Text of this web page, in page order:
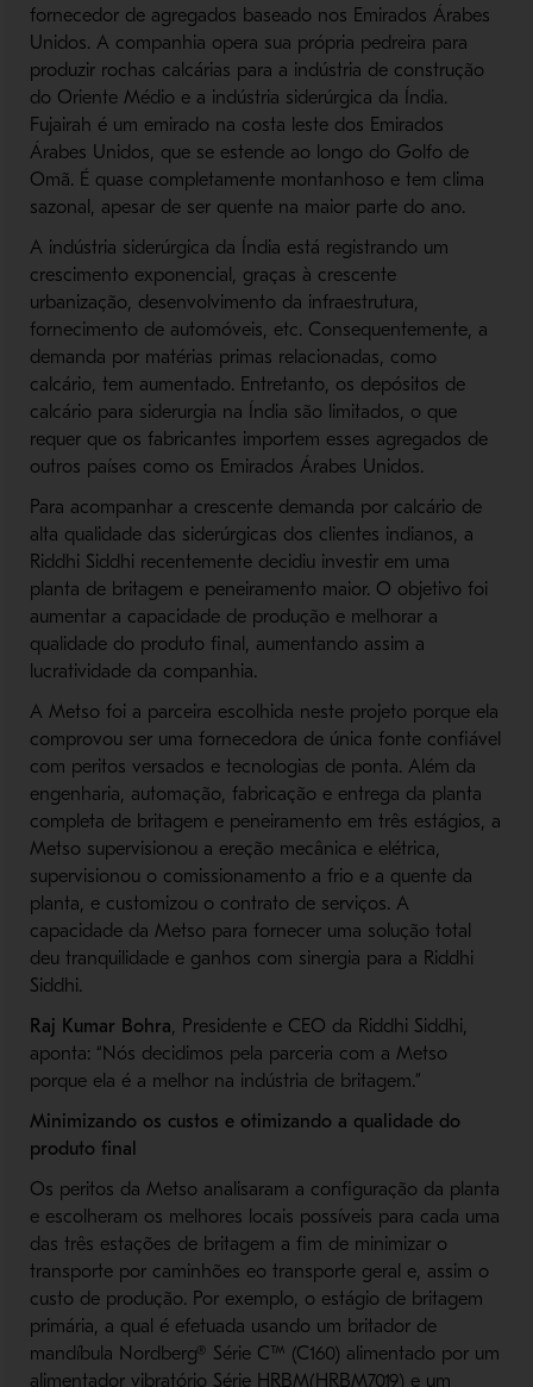
fornecedor de agregados baseado nos Emirados Árabes
Unidos. A companhia opera sua própria pedreira para
produzir rochas calcárias para a indústria de construção
do Oriente Médio e a indústria siderúrgica da Índia.
Fujairah é um emirado na costa leste dos Emirados
Árabes Unidos, que se estende ao longo do Golfo de
Omã. É quase completamente montanhoso e tem clima
sazonal, apesar de ser quente na maior parte do ano.
A indústria siderúrgica da Índia está registrando um
crescimento exponencial, graças à crescente
urbanização, desenvolvimento da infraestrutura,
fornecimento de automóveis, etc. Consequentemente, a
demanda por matérias primas relacionadas, como
calcário, tem aumentado. Entretanto, os depósitos de
calcário para siderurgia na Índia são limitados, o que
requer que os fabricantes importem esses agregados de
outros países como os Emirados Árabes Unidos.
Para acompanhar a crescente demanda por calcário de
alta qualidade das siderúrgicas dos clientes indianos, a
Riddhi Siddhi recentemente decidiu investir em uma
planta de britagem e peneiramento maior. O objetivo foi
aumentar a capacidade de produção e melhorar a
qualidade do produto final, aumentando assim a
lucratividade da companhia.
A Metso foi a parceira escolhida neste projeto porque ela
comprovou ser uma fornecedora de única fonte confiável
com peritos versados e tecnologias de ponta. Além da
engenharia, automação, fabricação e entrega da planta
completa de britagem e peneiramento em três estágios, a
Metso supervisionou a ereção mecânica e elétrica,
supervisionou o comissionamento a frio e a quente da
planta, e customizou o contrato de serviços. A
capacidade da Metso para fornecer uma solução total
deu tranquilidade e ganhos com sinergia para a Riddhi
Siddhi.
Raj Kumar Bohra, Presidente e CEO da Riddhi Siddhi,
aponta: “Nós decidimos pela parceria com a Metso
porque ela é a melhor na indústria de britagem.”
Minimizando os custos e otimizando a qualidade do
produto final
Os peritos da Metso analisaram a configuração da planta
e escolheram os melhores locais possíveis para cada uma
das três estações de britagem a fim de minimizar o
transporte por caminhões eo transporte geral e, assim o
custo de produção. Por exemplo, o estágio de britagem
primária, a qual é efetuada usando um britador de
mandíbula Nordberg® Série C™ (C160) alimentado por um
alimentador vibratório Série HRBM(HRBM7019) e um